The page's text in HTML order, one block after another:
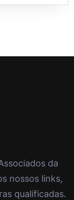
da
nossos links,
qualificadas.